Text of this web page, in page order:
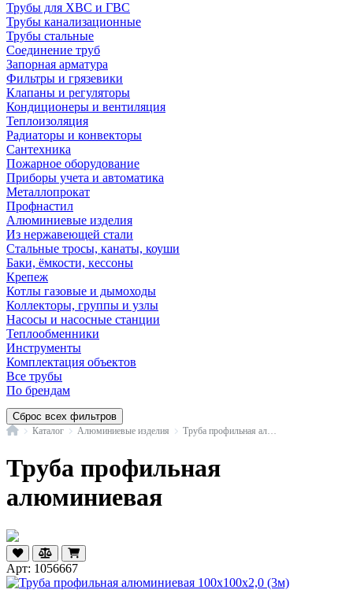
Трубы для ХВС и ГВС
Трубы канализационные
Трубы стальные
Соединение труб
Запорная арматура
Фильтры и грязевики
Клапаны и регуляторы
Кондиционеры и вентиляция
Теплоизоляция
Радиаторы и конвекторы
Сантехника
Пожарное оборудование
Приборы учета и автоматика
Металлопрокат
Профнастил
Алюминиевые изделия
Из нержавеющей стали
Стальные тросы, канаты, коуши
Баки, ёмкости, кессоны
Крепеж
Котлы газовые и дымоходы
Коллекторы, группы и узлы
Насосы и насосные станции
Теплообменники
Инструменты
Комплектация объектов
Все трубы
По брендам
Сброс всех фильтров
ГлавнаяКаталог Алюминиевые изделия
Труба профильная
алюминиевая
Арт: 1056667